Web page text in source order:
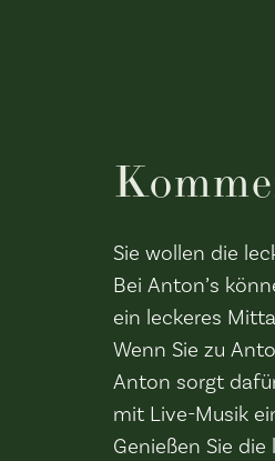
Sie wollen die
Bei Anton’s
ein leckeres
Wenn Sie zu
Anton sorgt
mit Live-Musik
Genießen Sie